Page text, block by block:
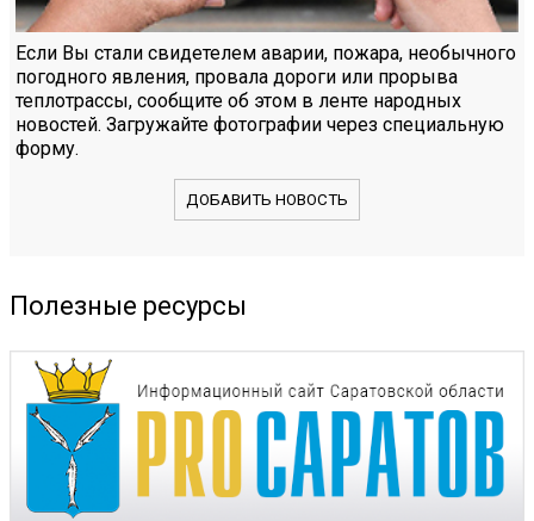
Если Вы стали свидетелем аварии, пожара, необычного
погодного явления, провала дороги или прорыва
теплотрассы, сообщите об этом в ленте народных
новостей. Загружайте фотографии через специальную
форму.
ДОБАВИТЬ НОВОСТЬ
Полезные ресурсы